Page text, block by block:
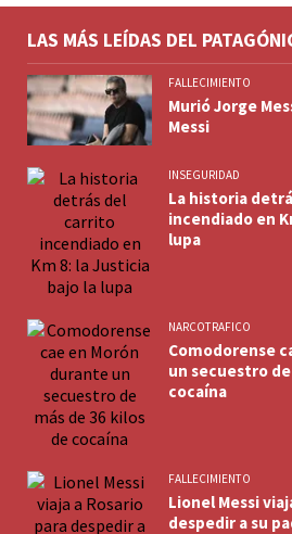
LAS MÁS LEÍDAS DEL
FALLECIMIENTO
Murió Jorge
Messi
INSEGURIDAD
La historia
incendiado en
lupa
NARCOTRAFICO
Comodorense
un secuestro
cocaína
FALLECIMIENTO
Lionel Messi
despedir a su